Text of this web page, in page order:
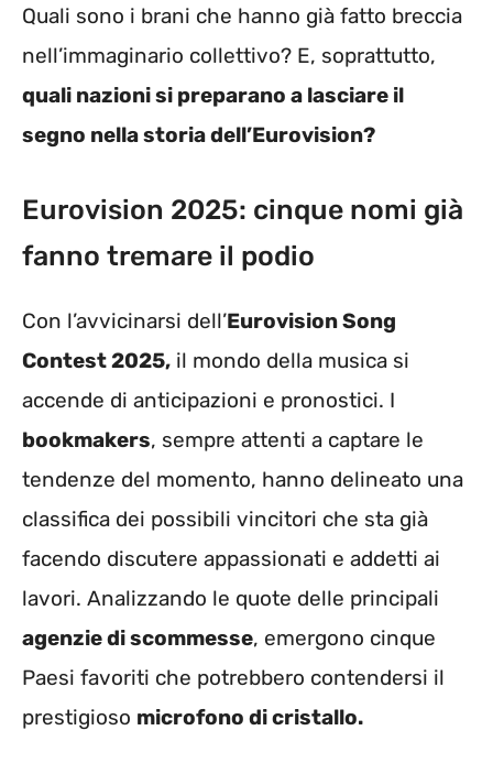
Quali sono i brani che hanno già fatto breccia
nell’immaginario collettivo? E, soprattutto,
quali nazioni si preparano a lasciare il
segno nella storia dell’Eurovision?
Eurovision 2025: cinque nomi già
fanno tremare il podio
Con l’avvicinarsi dell’Eurovision Song
Contest 2025, il mondo della musica si
accende di anticipazioni e pronostici. I
bookmakers, sempre attenti a captare le
tendenze del momento, hanno delineato una
classifica dei possibili vincitori che sta già
facendo discutere appassionati e addetti ai
lavori. Analizzando le quote delle principali
agenzie di scommesse, emergono cinque
Paesi favoriti che potrebbero contendersi il
prestigioso microfono di cristallo.